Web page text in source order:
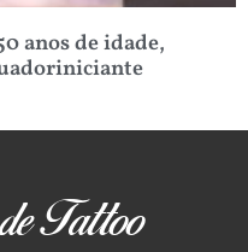
anos de idade,
Tattoo